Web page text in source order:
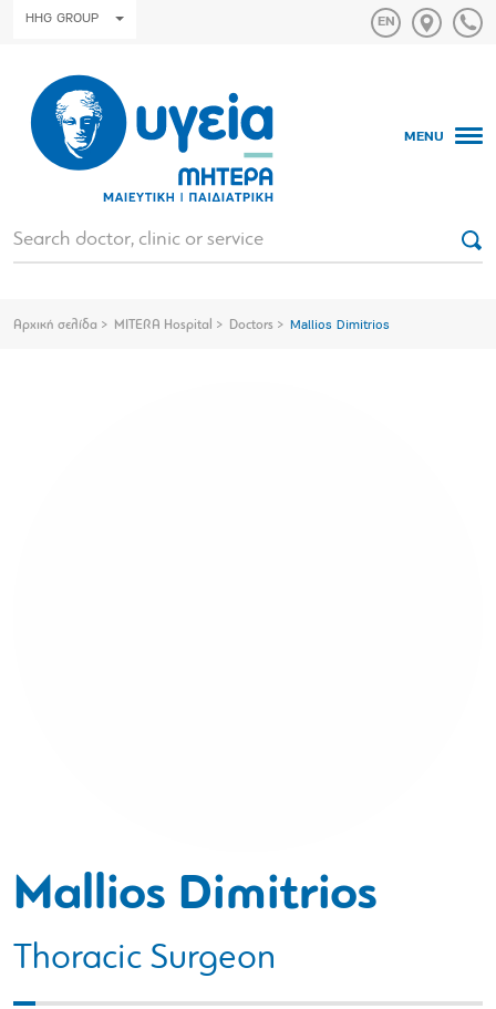
HHG GROUP
MENU
Αρχική σελίδα MITERA Hospital Doctors Mallios Dimitrios
Mallios Dimitrios
Thoracic Surgeon